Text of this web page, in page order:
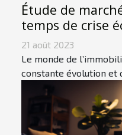
Étude de
temps de crise
21 août 2023
Le monde de
constante évolution et